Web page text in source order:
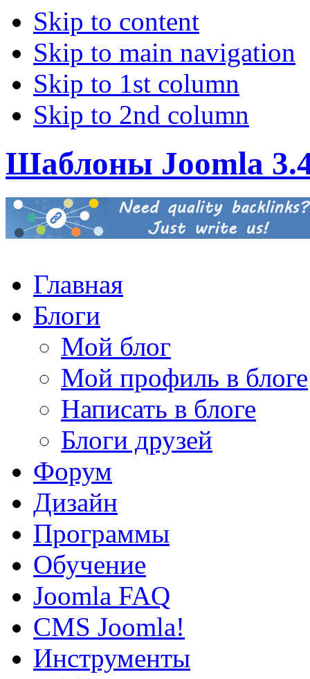
Skip to content
Skip to main navigation
Skip to 1st column
Skip to 2nd column
Шаблоны Joomla
Главная
Блоги
Мой блог
Мой профиль в блоге
Написать в блоге
Блоги друзей
Форум
Дизайн
Программы
Обучение
Joomla FAQ
CMS Joomla!
Инструменты